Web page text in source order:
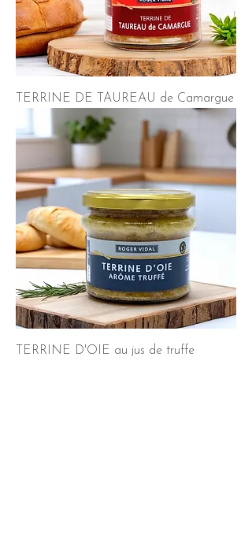
TERRINE DE TAUREAU de Camargue
TERRINE D'OIE au jus de truffe